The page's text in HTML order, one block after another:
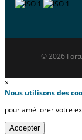
© 2026
×
Nous utilisons des
pour améliorer votre
Accepter